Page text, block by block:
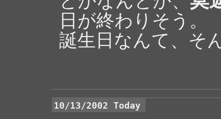
日が終わりそう。
誕生日なんて、そ
10/13/2002 Today